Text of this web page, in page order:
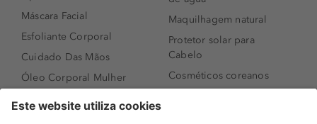
Máscara Facial
Esfoliante Corporal
Cuidado Das Mãos
Óleo Corporal Mulher
Maquilhagem natural
Protetor solar para
Cabelo
Cosméticos coreanos